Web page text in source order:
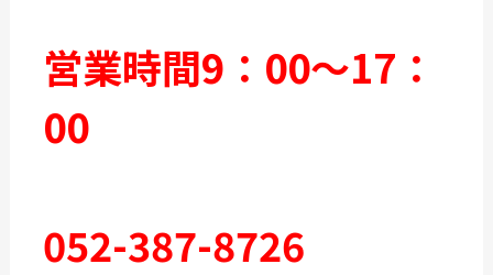
営業時間9：00～17：
00
052-387-8726